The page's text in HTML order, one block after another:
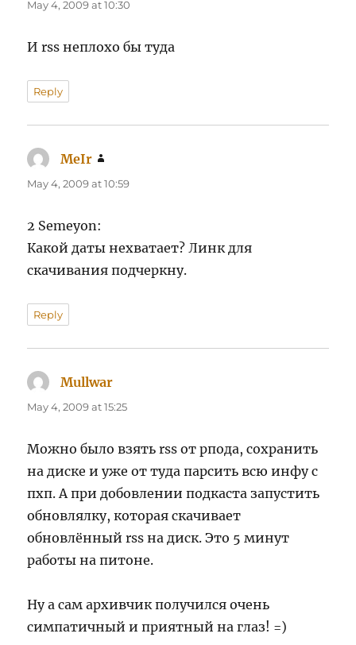
May 4, 2009 at 10:30
И rss неплохо бы туда
Reply
MeIr
May 4, 2009 at 10:59
2 Semeyon:
Какой даты нехватает? Линк для
скачивания подчеркну.
Reply
Mullwar
May 4, 2009 at 15:25
Можно было взять rss от рпода, сохранить
на диске и уже от туда парсить всю инфу с
пхп. А при добовлении подкаста запустить
обновлялку, которая скачивает
обновлённый rss на диск. Это 5 минут
работы на питоне.
Ну а сам архивчик получился очень
симпатичный и приятный на глаз! =)